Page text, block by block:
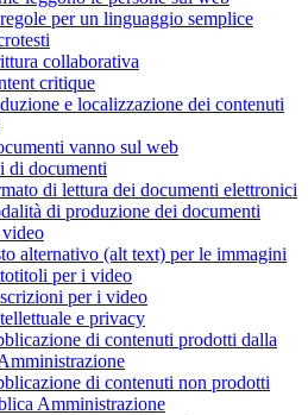
per un linguaggio semplice
collaborativa
critique
e localizzazione dei contenuti
vanno sul web
di documenti
di lettura dei documenti elettronici
di produzione dei documenti
alternativo (alt text) per le immagini
per i video
per i video
e privacy
di contenuti prodotti dalla
di contenuti non prodotti
Amministrazione